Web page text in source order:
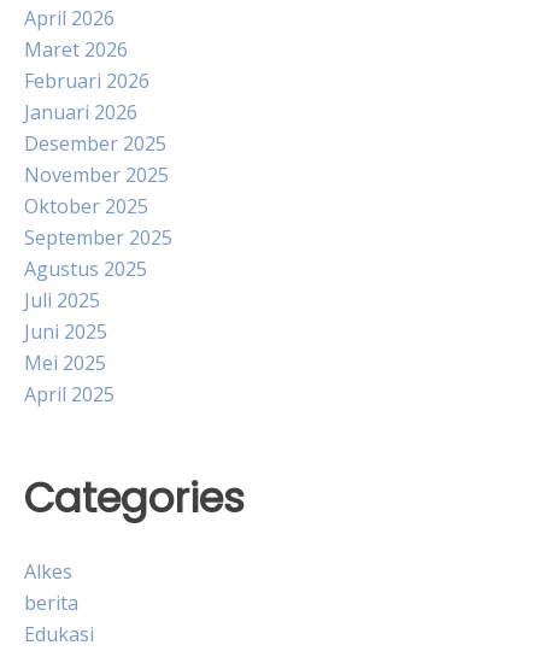
April 2026
Maret 2026
Februari 2026
Januari 2026
Desember 2025
November 2025
Oktober 2025
September 2025
Agustus 2025
Juli 2025
Juni 2025
Mei 2025
April 2025
Categories
Alkes
berita
Edukasi